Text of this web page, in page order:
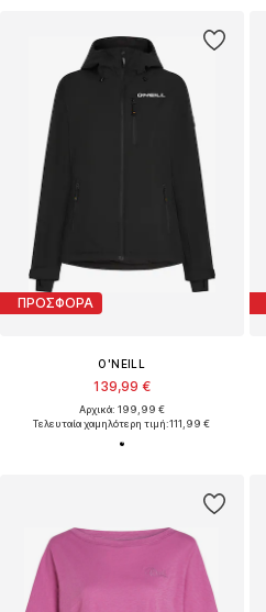
ΠΡΟΣΦΟΡΑ
O'NEILL
139,99 €
Αρχικά: 199,99 €
Τελευταία χαμηλότερη τιμή:111,99 €